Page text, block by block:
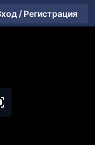
/ Регистрация